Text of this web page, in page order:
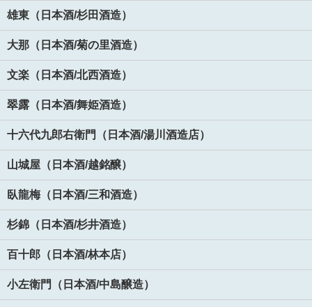
雄東（日本酒/杉田酒造）
大那（日本酒/菊の里酒造）
文楽（日本酒/北西酒造）
翠露（日本酒/舞姫酒造）
十六代九郎右衛門（日本酒/湯川酒造店）
山城屋（日本酒/越銘醸）
臥龍梅（日本酒/三和酒造）
杉錦（日本酒/杉井酒造）
百十郎（日本酒/林本店）
小左衛門（日本酒/中島醸造）